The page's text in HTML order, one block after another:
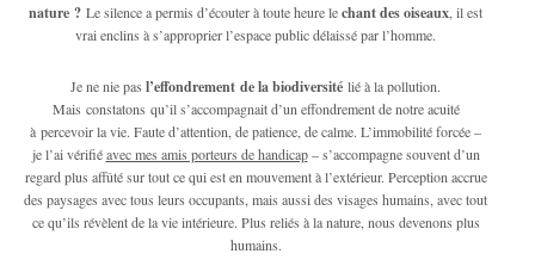
nature ? Le silence a permis d’écouter à toute heure lechant des oiseaux , il est
vrai enclins à s’approprier l’espace public délaissé par l’homme.
Je ne nie pas l’effondrement de la biodiversité lié à la pollution.
Mais constatons qu’il s’accompagnait d’un effondrement de notre acuité
à percevoir la vie. Faute d’attention, de patience, de calme. L’immobilité forcée –
je l’ai vérifiéavec mes amis porteurs de handicap– s’accompagne souvent d’un
regard plus affûté sur tout ce qui est en mouvement à l’extérieur. Perception accrue
des paysages avec tous leurs occupants, mais aussi des visages humains, avec tout
ce qu’ils révèlent de la vie intérieure. Plus reliés à la nature, nous devenons plus
humains.